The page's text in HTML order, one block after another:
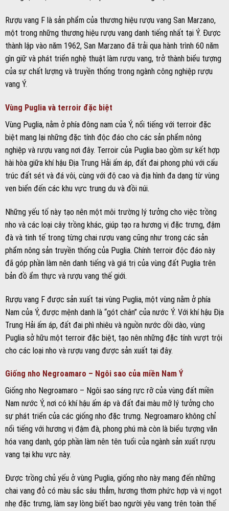
Rượu vang F là sản phẩm của thương hiệu rượu vang San Marzano,
một trong những thương hiệu rượu vang danh tiếng nhất tại Ý. Được
thành lập vào năm 1962, San Marzano đã trải qua hành trình 60 năm
gìn giữ và phát triển nghệ thuật làm rượu vang, trở thành biểu tượng
của sự chất lượng và truyền thống trong ngành công nghiệp rượu
vang Ý.
Vùng Puglia và terroir đặc biệt
Vùng Puglia, nằm ở phía đông nam của Ý, nổi tiếng với terroir đặc
biệt mang lại những đặc tính độc đáo cho các sản phẩm nông
nghiệp và rượu vang nơi đây. Terroir của Puglia bao gồm sự kết hợp
hài hòa giữa khí hậu Địa Trung Hải ấm áp, đất đai phong phú với cấu
trúc đất sét và đá vôi, cùng với độ cao và địa hình đa dạng từ vùng
ven biển đến các khu vực trung du và đồi núi.
Những yếu tố này tạo nên một môi trường lý tưởng cho việc trồng
nho và các loại cây trồng khác, giúp tạo ra hương vị đặc trưng, đậm
đà và tinh tế trong từng chai rượu vang cũng như trong các sản
phẩm nông sản truyền thống của Puglia. Chính terroir độc đáo này
đã góp phần làm nên danh tiếng và giá trị của vùng đất Puglia trên
bản đồ ẩm thực và rượu vang thế giới.
Rượu vang F được sản xuất tại vùng Puglia, một vùng nằm ở phía
Nam của Ý, được mệnh danh là “gót chân” của nước Ý. Với khí hậu Địa
Trung Hải ấm áp, đất đai phì nhiêu và nguồn nước dồi dào, vùng
Puglia sở hữu một terroir đặc biệt, tạo nên những đặc tính vượt trội
cho các loại nho và rượu vang được sản xuất tại đây.
Giống nho Negroamaro – Ngôi sao của miền Nam Ý
Giống nho Negroamaro – Ngôi sao sáng rực rỡ của vùng đất miền
Nam nước Ý, nơi có khí hậu ấm áp và đất đai màu mỡ lý tưởng cho
sự phát triển của các giống nho đặc trưng. Negroamaro không chỉ
nổi tiếng với hương vị đậm đà, phong phú mà còn là biểu tượng văn
hóa vang danh, góp phần làm nên tên tuổi của ngành sản xuất rượu
vang tại khu vực này.
Được trồng chủ yếu ở vùng Puglia, giống nho này mang đến những
chai vang đỏ có màu sắc sâu thẳm, hương thơm phức hợp và vị ngọt
nhẹ đặc trưng, làm say lòng biết bao người yêu vang trên toàn thế